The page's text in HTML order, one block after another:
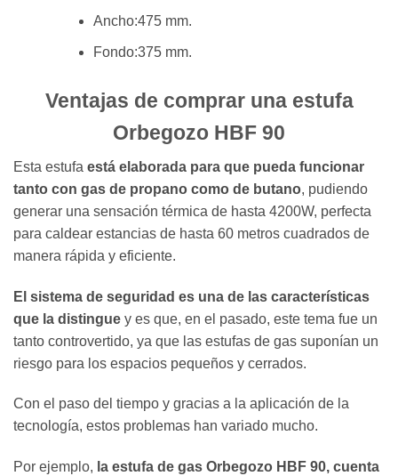
Ancho:475 mm.
Fondo:375 mm.
Ventajas de comprar una estufa
Orbegozo HBF 90
Esta estufa está elaborada para que pueda funcionar
tanto con gas de propano como de butano, pudiendo
generar una sensación térmica de hasta 4200W, perfecta
para caldear estancias de hasta 60 metros cuadrados de
manera rápida y eficiente.
El sistema de seguridad es una de las características
que la distingue y es que, en el pasado, este tema fue un
tanto controvertido, ya que las estufas de gas suponían un
riesgo para los espacios pequeños y cerrados.
Con el paso del tiempo y gracias a la aplicación de la
tecnología, estos problemas han variado mucho.
Por ejemplo, la estufa de gas Orbegozo HBF 90, cuenta